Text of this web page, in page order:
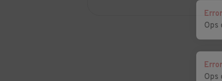
Auto usate
Auto usate Vita
Error
Ops
Error
Ops